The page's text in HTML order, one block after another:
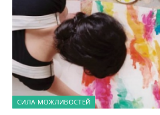
СИЛА МОЖЛИВОСТЕЙ